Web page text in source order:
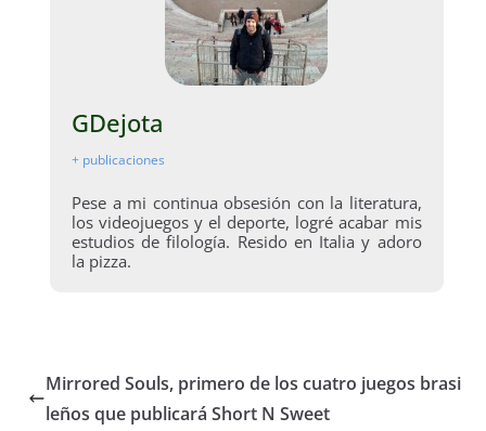
GDejota
+ publicaciones
Pese a mi continua obsesión con la literatura,
los videojuegos y el deporte, logré acabar mis
estudios de filología. Resido en Italia y adoro
la pizza.
Mirrored Souls, primero de los cuatro juegos brasi
leños que publicará Short N Sweet